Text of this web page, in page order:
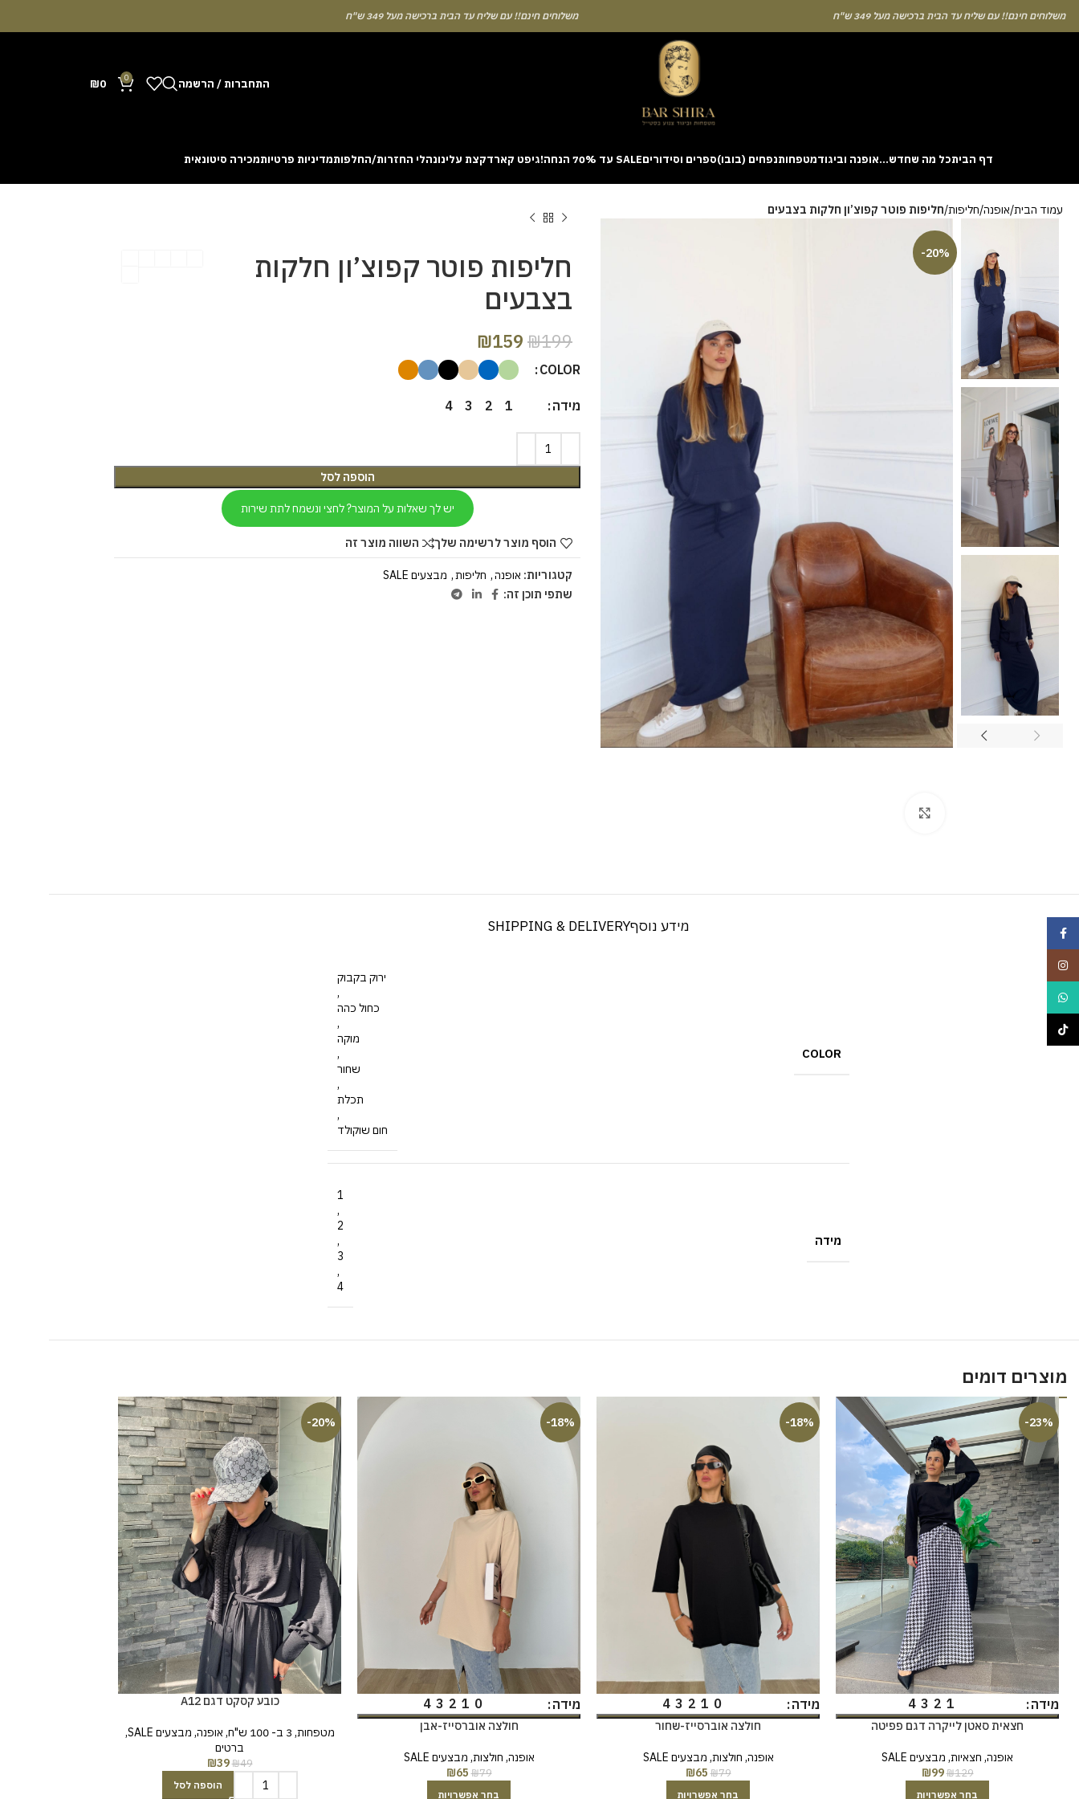
חינם!! עם שליח עד הבית ברכישה מעל 349 ש"ח משלוחים חינם!! עם שליח עד הבית ברכישה מעל 349 ש"ח
התחברות / הרשמה 0
₪0
דף הביתכל מה שחדש…אופנה וביגודמטפחותנפחים (בובו)ספרים וסידוריםSALE עד 70% הנחה! גיפט קארדקצת עלינונהלי החזרות/החלפותמדיניות פרטיותמכירה סיטונאית
cash out before a rising multiplier disappears from view. Learning the rhythm can take a few attempts. A helpful way to begin without risk is to use the Aviator demo mode and familiarise yourself
with the interface. Some enthusiasts share tactics on sites like [aviatordreamliner.com] where they discuss the statistical probability of long sessions. Reading these guides often reveals how the
provably fair system guarantees genuine randomness for every single bet you decide to place.
עמוד הבית אופנה חליפות חליפות פוטר קפוצ’ון חלקות בצבעים
-20%
חליפות פוטר קפוצ’ון חלקות
בצבעים
₪199
₪159
COLOR
מידה 1
2
3
4
הוספה לסל
יש לך שאלות על המוצר? לחצי ונשמח לתת שירות
הוסף מוצר לרשימה שלך השווה מוצר זה
קטגוריות: אופנה, חליפות, מבצעים SALE
שתפי תוכן זה:
מידע נוסףSHIPPING & DELIVERY
COLOR
ירוק בקבוק
,
כחול כהה
,
מוקה
,
שחור
,
תכלת
,
חום שוקולד
מידה
1
,
2
,
3
,
4
מוצרים דומים
-23%
מידה 1
2
3
4
חצאית סאטן לייקרה דגם פפיטה
אופנה, חצאיות, מבצעים SALE
₪129
₪99
בחר אפשרויות
-18%
מידה 0
1
2
3
4
חולצה אוברסייז-שחור
אופנה, חולצות, מבצעים SALE
₪79
₪65
בחר אפשרויות
-18%
מידה 0
1
2
3
4
חולצה אוברסייז-אבן
אופנה, חולצות, מבצעים SALE
₪79
₪65
בחר אפשרויות
-20%
כובע קסקט דגם A12
מטפחות, 3 ב- 100 ש"ח , אופנה, מבצעים SALE
,
ברטים
₪49
₪39
הוספה לסל